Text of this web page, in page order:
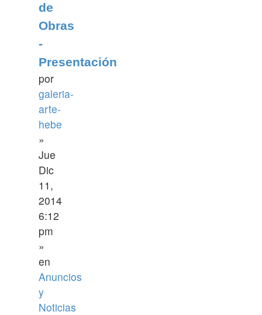
de
Obras
-
Presentación
por
galeria-
arte-
hebe
»
Jue
Dic
11,
2014
6:12
pm
»
en
Anuncios
y
Noticias